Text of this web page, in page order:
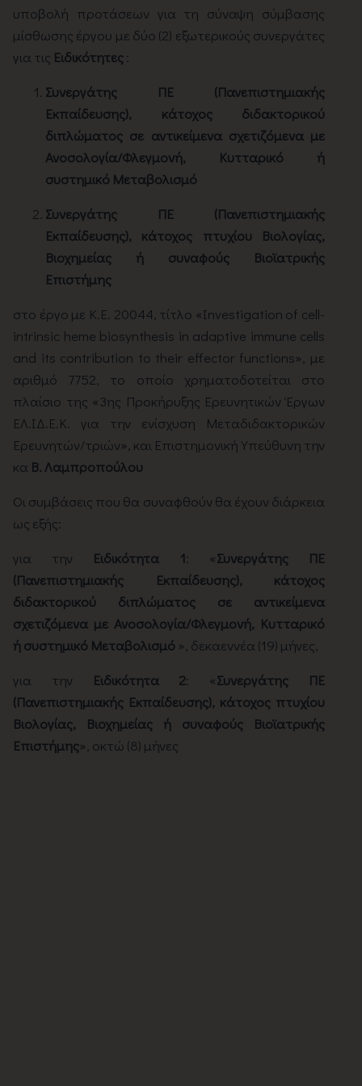
υποβολή προτάσεων για τη σύναψη σύμβασης
μίσθωσης έργου με δύο (2) εξωτερικούς συνεργάτες
για τις Ειδικότητες:
Συνεργάτης ΠΕ (Πανεπιστημιακής
Εκπαίδευσης), κάτοχος διδακτορικού
διπλώματος σε αντικείμενα σχετιζόμενα με
Ανοσολογία/Φλεγμονή, Κυτταρικό ή
συστημικό Μεταβολισμό
Συνεργάτης ΠΕ (Πανεπιστημιακής
Εκπαίδευσης), κάτοχος πτυχίου Βιολογίας,
Βιοχημείας ή συναφούς Βιοϊατρικής
Επιστήμης
στο έργο με Κ.Ε. 20044, τίτλο «Investigation of cell-
intrinsic heme biosynthesis in adaptive immune cells
and its contribution to their effector functions», με
αριθμό 7752, το οποίο χρηματοδοτείται στο
πλαίσιο της «3ης Προκήρυξης Ερευνητικών Έργων
ΕΛ.ΙΔ.Ε.Κ. για την ενίσχυση Μεταδιδακτορικών
Ερευνητών/τριών», και Επιστημονική Υπεύθυνη την
κα Β. Λαμπροπούλου
Οι συμβάσεις που θα συναφθούν θα έχουν διάρκεια
ως εξής:
για την Ειδικότητα 1: «Συνεργάτης ΠΕ
(Πανεπιστημιακής Εκπαίδευσης), κάτοχος
διδακτορικού διπλώματος σε αντικείμενα
σχετιζόμενα με Ανοσολογία/Φλεγμονή, Κυτταρικό
ή συστημικό Μεταβολισμό », δεκαεννέα (19) μήνες,
για την
Ειδικότητα 2: «Συνεργάτης ΠΕ
(Πανεπιστημιακής Εκπαίδευσης), κάτοχος πτυχίου
Βιολογίας, Βιοχημείας ή συναφούς Βιοϊατρικής
Επιστήμης», οκτώ (8) μήνες